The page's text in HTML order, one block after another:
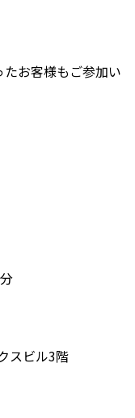
お客様もご参加い
スビル3階